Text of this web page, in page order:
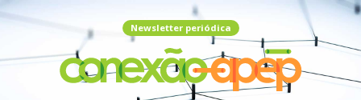
Newsletter periódica